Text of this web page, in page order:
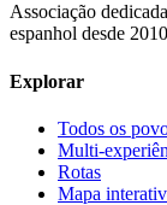
Associação
espanhol desde
Explorar
Todos os
Multi-
Rotas
Mapa